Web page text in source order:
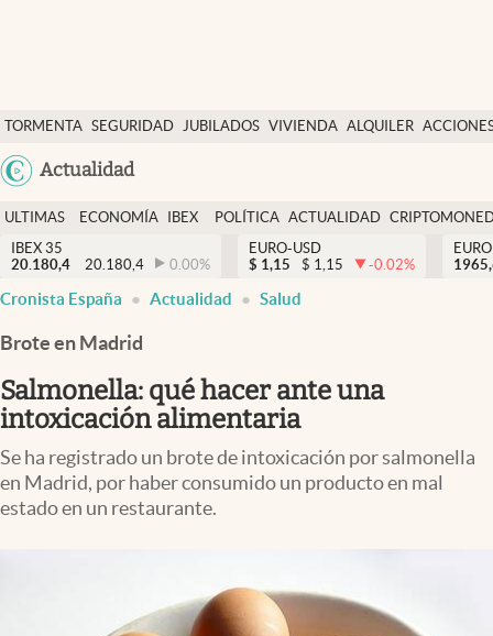
TORMENTA SEGURIDAD JUBILADOS VIVIENDA ALQUILER
Actualidad
Economía y finanzas
Política
Actualidad
Criptomonedas
España
ULTIMAS
NOTICIAS
ECONOMÍA
FINANZAS
IBEX
EURO
POLÍTICA ACTUALIDAD
IBEX 35
20.180,4
20.180,4 0.00%
EURO-USD
$ 1,15 $ 1,15 -0.02%
Cronista España Actualidad Salud
Brote en Madrid
Salmonella: qué hacer ante una
intoxicación alimentaria
Se ha registrado un brote de intoxicación por salmonella
en Madrid, por haber consumido un producto en mal
estado en un restaurante.